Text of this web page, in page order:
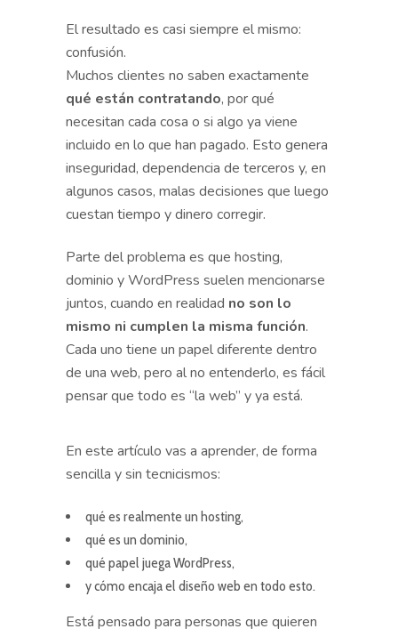
El resultado es casi siempre el mismo:
confusión.
Muchos clientes no saben exactamente
qué están contratando, por qué
necesitan cada cosa o si algo ya viene
incluido en lo que han pagado. Esto genera
inseguridad, dependencia de terceros y, en
algunos casos, malas decisiones que luego
cuestan tiempo y dinero corregir.
Parte del problema es que hosting,
dominio y WordPress suelen mencionarse
juntos, cuando en realidad no son lo
mismo ni cumplen la misma función.
Cada uno tiene un papel diferente dentro
de una web, pero al no entenderlo, es fácil
pensar que todo es “la web” y ya está.
En este artículo vas a aprender, de forma
sencilla y sin tecnicismos:
qué es realmente un hosting,
qué es un dominio,
qué papel juega WordPress,
y cómo encaja el diseño web en todo esto.
Está pensado para personas que quieren